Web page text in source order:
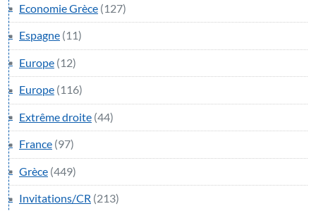
Economie Grèce (127)
Espagne (11)
Europe (12)
Europe (116)
Extrême droite (44)
France (97)
Grèce (449)
Invitations/CR (213)